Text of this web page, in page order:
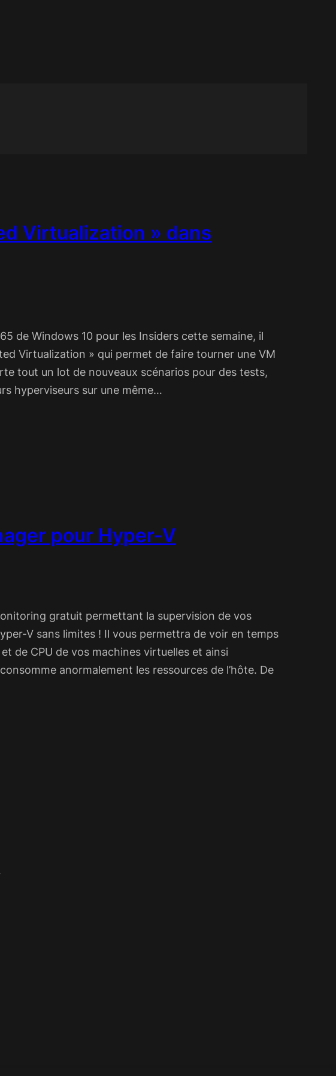
Virtualization » dans
de Windows 10 pour les Insiders cette semaine, il
Virtualization » qui permet de faire tourner une VM
tout un lot de nouveaux scénarios pour des tests,
hyperviseurs sur une même…
pour Hyper-V
gratuit permettant la supervision de vos
V sans limites ! Il vous permettra de voir en temps
de CPU de vos machines virtuelles et ainsi
anormalement les ressources de l’hôte. De